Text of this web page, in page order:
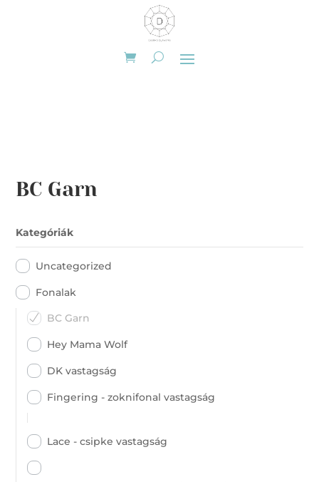
BC Garn
Kategóriák
Uncategorized
Fonalak
BC Garn
Hey Mama Wolf
DK vastagság
Fingering - zoknifonal vastagság
Lace - csipke vastagság